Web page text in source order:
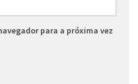
para a próxima vez